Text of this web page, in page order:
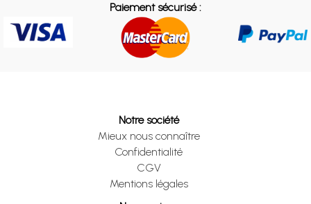
Paiement sécurisé :
Notre société
Mieux nous connaître
Confidentialité
CGV
Mentions légales